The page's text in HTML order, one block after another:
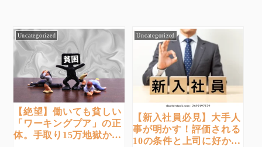
Uncategorized
【絶望】働いても貧しい
「ワーキングプア」の正
体。手取り15万地獄から
Uncategorized
【新入社員必見】大手人
事が明かす！評価される
10の条件と上司に好かれ